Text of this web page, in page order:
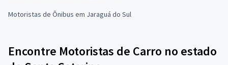
Motoristas de Ônibus em Jaraguá do Sul
Encontre Motoristas de Carro no estado